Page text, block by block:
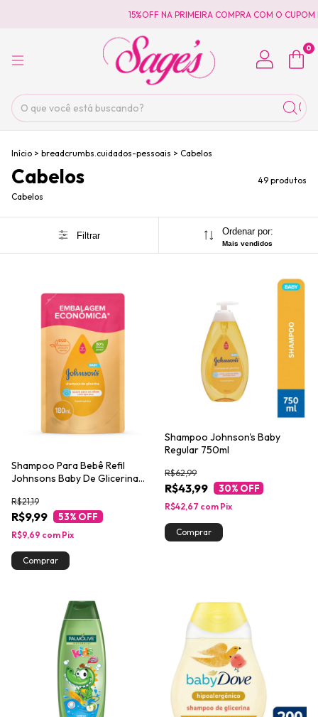
15%OFF NA PRIMEIRA COMPRA COM O CUPOM
0
Início > breadcrumbs.cuidados-pessoais > Cabelos
Cabelos
49 produtos
Cabelos
Filtrar Ordenar por:
Mais vendidos
Shampoo Para Bebê Refil
Johnsons Baby De Glicerina
R$9,99
R$21,19
53% OFF
R$9,69 com Pix
Shampoo Johnson's Baby
Regular 750ml
R$43,99
R$62,99
30% OFF
R$42,67 com Pix